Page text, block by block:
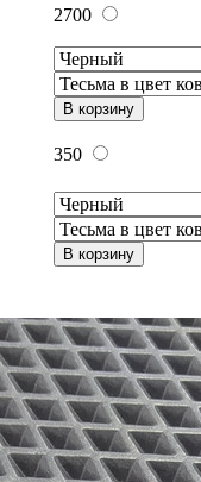
2700
В корзину
350
В корзину